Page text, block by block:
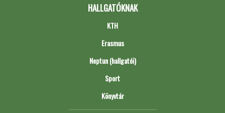
HALLGATÓKNAK
KTH
Erasmus
Neptun (hallgatói)
Sport
Könyvtár